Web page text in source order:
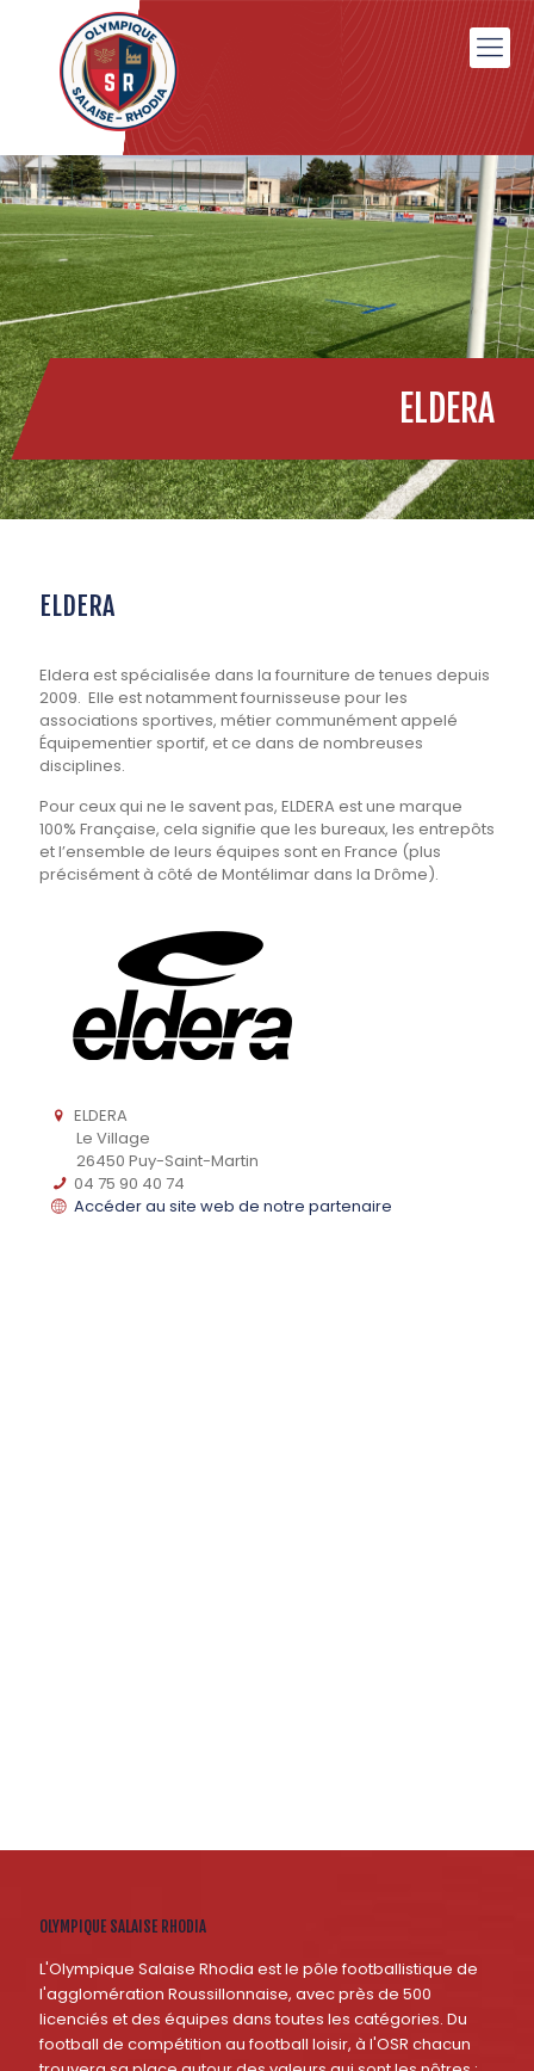
ELDERA
ELDERA
Eldera est spécialisée dans la fourniture de tenues depuis
2009. Elle est notamment fournisseuse pour les
associations sportives, métier communément appelé
Équipementier sportif, et ce dans de nombreuses
disciplines.
Pour ceux qui ne le savent pas, ELDERA est une marque
100% Française, cela signifie que les bureaux, les entrepôts
et l’ensemble de leurs équipes sont en France (plus
précisément à côté de Montélimar dans la Drôme).
ELDERA
Le Village
26450 Puy-Saint-Martin
04 75 90 40 74
Accéder au site web de notre partenaire
OLYMPIQUE SALAISE RHODIA
L'Olympique Salaise Rhodia est le pôle footballistique de
l'agglomération Roussillonnaise, avec près de 500
licenciés et des équipes dans toutes les catégories. Du
football de compétition au football loisir, à l'OSR chacun